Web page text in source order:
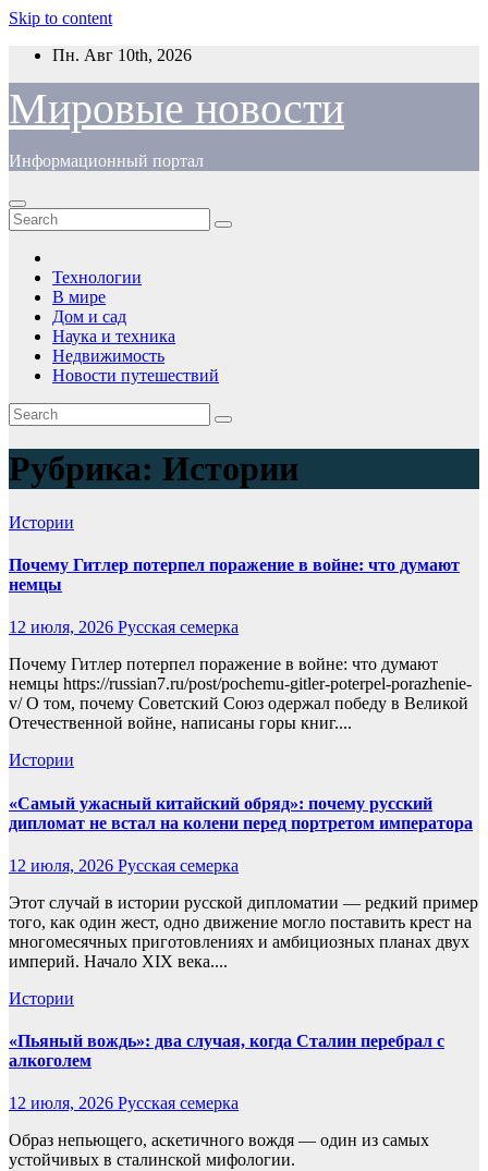
Skip to content
Пн. Авг 10th, 2026
Мировые новости
Информационный портал
Технологии
В мире
Дом и сад
Наука и техника
Недвижимость
Новости путешествий
Рубрика: Истории
Истории
Почему Гитлер потерпел поражение в войне: что думают
немцы
12 июля, 2026 Русская семерка
Почему Гитлер потерпел поражение в войне: что думают
немцы https://russian7.ru/post/pochemu-gitler-poterpel-porazhenie-
v/ О том, почему Советский Союз одержал победу в Великой
Отечественной войне, написаны горы книг....
Истории
«Самый ужасный китайский обряд»: почему русский
дипломат не встал на колени перед портретом императора
12 июля, 2026 Русская семерка
Этот случай в истории русской дипломатии — редкий пример
того, как один жест, одно движение могло поставить крест на
многомесячных приготовлениях и амбициозных планах двух
империй. Начало XIX века....
Истории
«Пьяный вождь»: два случая, когда Сталин перебрал с
алкоголем
12 июля, 2026 Русская семерка
Образ непьющего, аскетичного вождя — один из самых
устойчивых в сталинской мифологии.